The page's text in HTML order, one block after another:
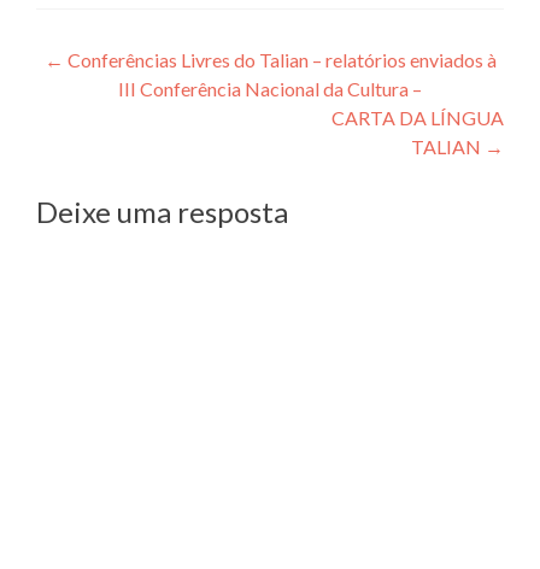
Navegação
← Conferências Livres do Talian – relatórios enviados à
III Conferência Nacional da Cultura –
CARTA DA LÍNGUA
TALIAN →
Deixe uma resposta